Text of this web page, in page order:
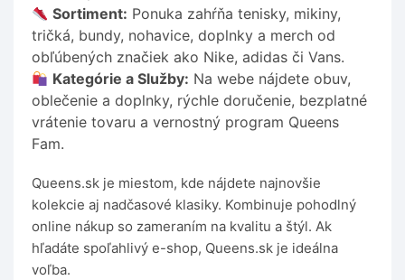
Sortiment: Ponuka zahŕňa tenisky, mikiny,
tričká, bundy, nohavice, doplnky a merch od
obľúbených značiek ako Nike, adidas či Vans.
Kategórie a Služby: Na webe nájdete obuv,
oblečenie a doplnky, rýchle doručenie, bezplatné
vrátenie tovaru a vernostný program Queens
Fam.
Queens.sk je miestom, kde nájdete najnovšie
kolekcie aj nadčasové klasiky. Kombinuje pohodlný
online nákup so zameraním na kvalitu a štýl. Ak
hľadáte spoľahlivý e-shop, Queens.sk je ideálna
voľba.